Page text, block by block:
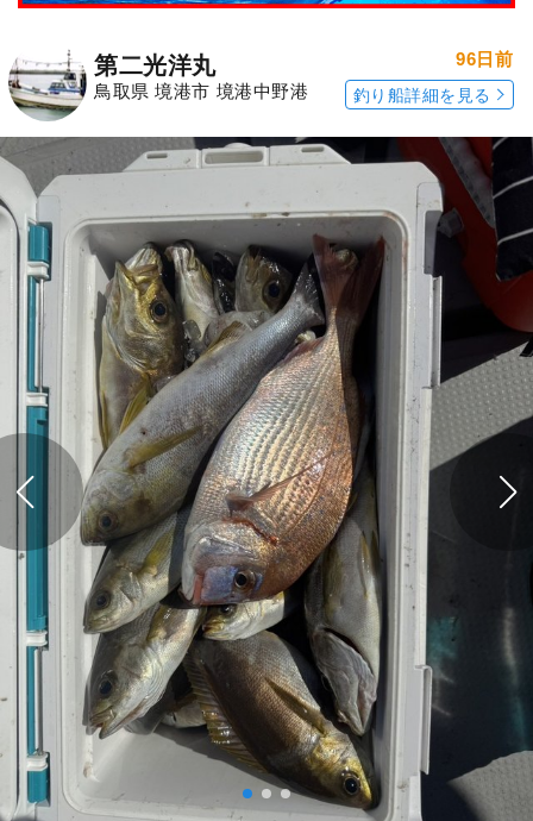
第二光洋丸
鳥取県 境港市 境港中野港
96日前
釣り船詳細を見る